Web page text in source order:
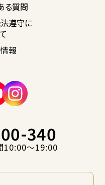
る質問
遵守に
報
340
10:00〜19:00